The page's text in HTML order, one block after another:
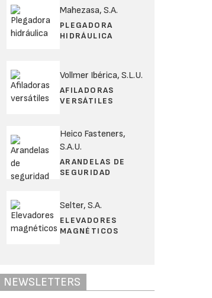
Mahezasa, S.A.
PLEGADORA
HIDRÁULICA
Vollmer Ibérica, S.L.U.
AFILADORAS
VERSÁTILES
Heico Fasteners,
S.A.U.
ARANDELAS DE
SEGURIDAD
Selter, S.A.
ELEVADORES
MAGNÉTICOS
NEWSLETTERS